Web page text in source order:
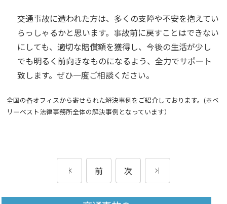
交通事故に遭われた方は、多くの支障や不安を抱えてい
らっしゃるかと思います。事故前に戻すことはできない
にしても、適切な賠償額を獲得し、今後の生活が少し
でも明るく前向きなものになるよう、全力でサポート
致します。ぜひ一度ご相談ください。
全国の各オフィスから寄せられた解決事例をご紹介しております。(※ベ
リーベスト法律事務所全体の解決事例となっています）
前 次